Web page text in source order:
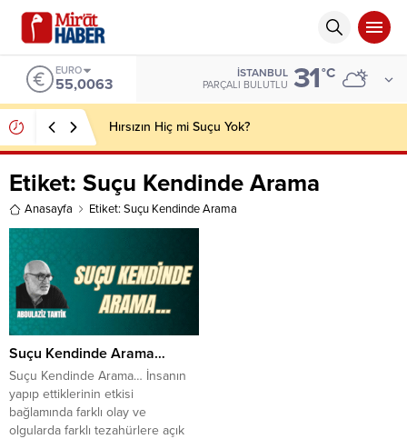
EURO
55,0063
İSTANBUL
PARÇALI BULUTLU 31°C
Hırsızın Hiç mi Suçu Yok?
Etiket: Suçu Kendinde Arama
Anasayfa Etiket: Suçu Kendinde Arama
Suçu Kendinde Arama…
Suçu Kendinde Arama… İnsanın
yapıp ettiklerinin etkisi
bağlamında farklı olay ve
olgularda farklı tezahürlere açık